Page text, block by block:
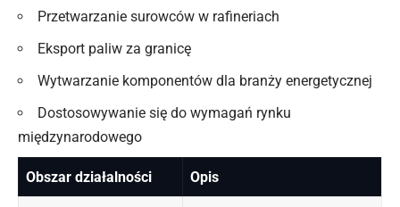
Przetwarzanie surowców w rafineriach
Eksport paliw za granicę
Wytwarzanie komponentów dla branży energetycznej
Dostosowywanie się do wymagań rynku
międzynarodowego
Obszar działalności Opis